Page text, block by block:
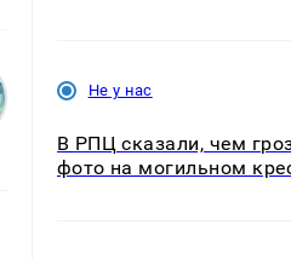
Не у нас
В РПЦ сказали, чем
фото на могильном